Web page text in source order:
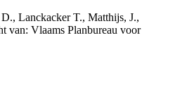
Lanckacker T., Matthijs, J.,
van: Vlaams Planbureau voor